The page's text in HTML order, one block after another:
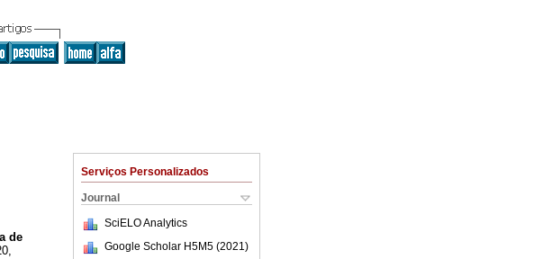
Serviços Personalizados
Journal
SciELO Analytics
Google Scholar H5M5 (2021 )
de